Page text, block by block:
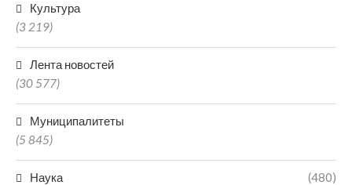
Культура
(3 219)
Лента новостей
(30 577)
Муниципалитеты
(5 845)
Наука (480)